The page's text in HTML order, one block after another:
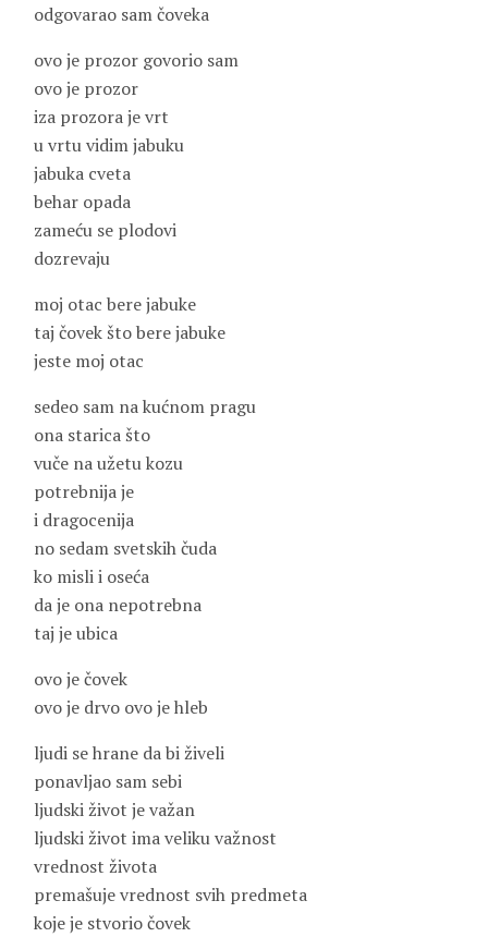
odgovarao sam čoveka
ovo je prozor govorio sam
ovo je prozor
iza prozora je vrt
u vrtu vidim jabuku
jabuka cveta
behar opada
zameću se plodovi
dozrevaju
moj otac bere jabuke
taj čovek što bere jabuke
jeste moj otac
sedeo sam na kućnom pragu
ona starica što
vuče na užetu kozu
potrebnija je
i dragocenija
no sedam svetskih čuda
ko misli i oseća
da je ona nepotrebna
taj je ubica
ovo je čovek
ovo je drvo ovo je hleb
ljudi se hrane da bi živeli
ponavljao sam sebi
ljudski život je važan
ljudski život ima veliku važnost
vrednost života
premašuje vrednost svih predmeta
koje je stvorio čovek